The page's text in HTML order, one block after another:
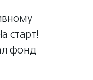
старт!
фонд